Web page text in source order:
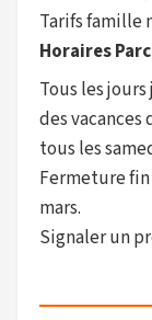
Tarifs famille
Horaires
Tous les
des vacances
tous les
Fermeture fin
mars.
Signaler un